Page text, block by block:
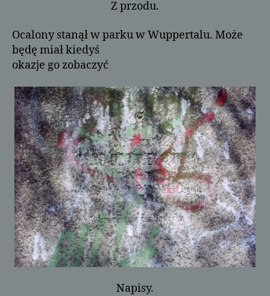
Z przodu.
Ocalony stanął w parku w Wuppertalu. Może
będę miał kiedyś
okazje go zobaczyć
Napisy.